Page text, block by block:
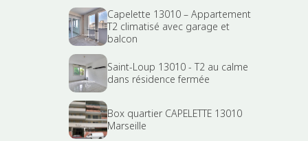
Capelette 13010 – Appartement
T2 climatisé avec garage et
balcon
Saint-Loup 13010 - T2 au calme
dans résidence fermée
Box quartier CAPELETTE 13010
Marseille